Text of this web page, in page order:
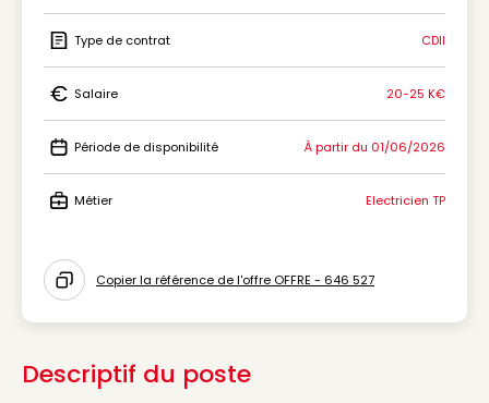
Icon Lieu de la mission
Icon Type de contrat
Type de contrat CDII
Icon Salaire
Salaire 20-25 K€
Icon Période de disponibilité
Période de disponibilité À partir du 01/06/2026
Métier Electricien TP
Icon copy to clipboard
Copier la référence de l'offre OFFRE - 646 527
Descriptif du poste